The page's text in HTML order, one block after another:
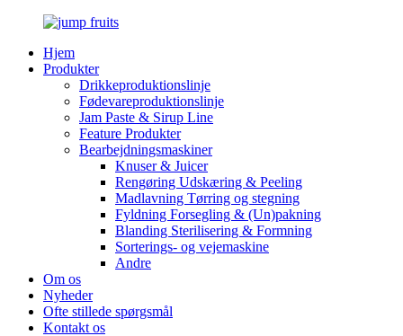
Hjem
Produkter
Drikkeproduktionslinje
Fødevareproduktionslinje
Jam Paste & Sirup Line
Feature Produkter
Bearbejdningsmaskiner
Knuser & Juicer
Rengøring Udskæring & Peeling
Madlavning Tørring og stegning
Fyldning Forsegling & (Un)pakning
Blanding Sterilisering & Formning
Sorterings- og vejemaskine
Andre
Om os
Nyheder
Ofte stillede spørgsmål
Kontakt os